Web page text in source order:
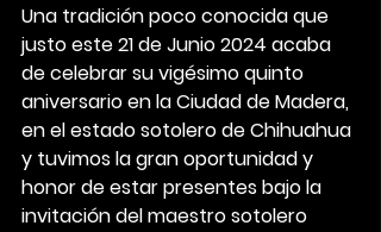
Una tradición poco conocida que
justo este 21 de Junio 2024 acaba
de celebrar su vigésimo quinto
aniversario en la Ciudad de Madera,
en el estado sotolero de Chihuahua
y tuvimos la gran oportunidad y
honor de estar presentes bajo la
invitación del maestro sotolero